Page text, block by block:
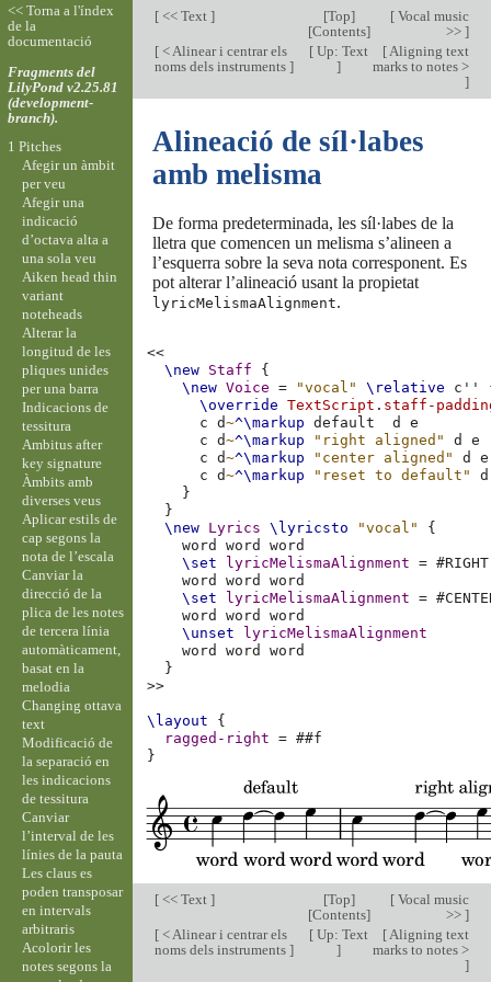
[<< Text ] [Top]
[Contents]
[Vocal music
>> ]
[< Alinear i centrar els
noms dels instruments ]
[ Up: Text
]
[Aligning text
marks to notes >
]
Alineació de síl·labes
amb melisma
De forma predeterminada, les síl·labes de la
lletra que comencen un melisma s’alineen a
l’esquerra sobre la seva nota corresponent. Es
pot alterar l’alineació usant la propietat
lyricMelismaAlignment.
<<
\new Staff
{
\new Voice = "vocal" \relative c''
\override
TextScript . staff-
c
d~^\markup default d
e
c
d~^\markup "right aligned" d
e
c
d~^\markup "center aligned" d
e
c
d~^\markup "reset to default"
d
}
}
\new Lyrics \lyricsto "vocal"
{
word
word
\set
lyricMelismaAlignment = #RIGHT
word
word
\set
lyricMelismaAlignment = #
word
word
\unset
lyricMelismaAlignment
word
word
}
>>
\layout
{
ragged-right
= ##f
}
[<< Text ] [Top]
[Contents]
[Vocal music
>> ]
[< Alinear i centrar els
noms dels instruments ]
[ Up: Text
]
[Aligning text
marks to notes >
]
<< Torna a l'índex
de la
documentació
Fragments del
LilyPond v2.25.81
(development-
branch).
1 Pitches
Afegir un àmbit
per veu
Afegir una
indicació
d’octava alta a
una sola veu
Aiken head thin
variant
noteheads
Alterar la
longitud de les
pliques unides
per una barra
Indicacions de
tessitura
Ambitus after
key signature
Àmbits amb
diverses veus
Aplicar estils de
cap segons la
nota de l’escala
Canviar la
direcció de la
plica de les notes
de tercera línia
automàticament,
basat en la
melodia
Changing ottava
text
Modificació de
la separació en
les indicacions
de tessitura
Canviar
l’interval de les
línies de la pauta
Les claus es
poden transposar
en intervals
arbitraris
Acolorir les
notes segons la